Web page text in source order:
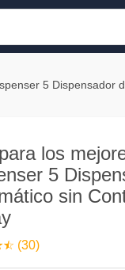
5 Dispensador
los
5
sin
☆
★ (30)